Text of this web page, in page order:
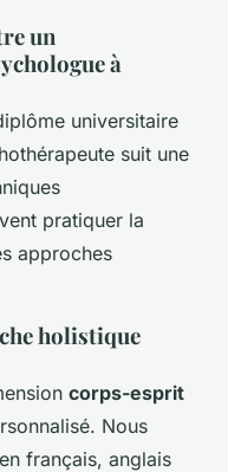
un
à
universitaire
suit une
pratiquer la
approches
holistique
corps-esprit
Nous
français, anglais